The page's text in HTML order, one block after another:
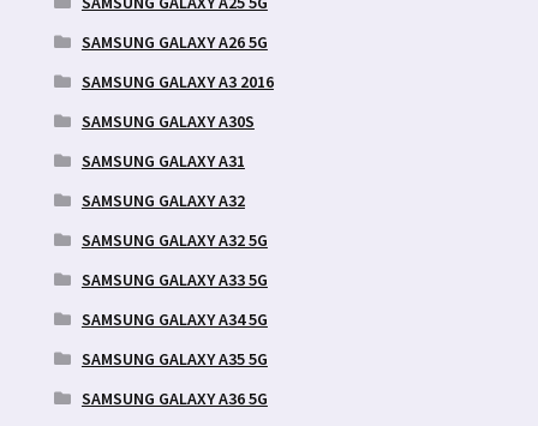
SAMSUNG GALAXY A26 5G
SAMSUNG GALAXY A3 2016
SAMSUNG GALAXY A30S
SAMSUNG GALAXY A31
SAMSUNG GALAXY A32
SAMSUNG GALAXY A32 5G
SAMSUNG GALAXY A33 5G
SAMSUNG GALAXY A34 5G
SAMSUNG GALAXY A35 5G
SAMSUNG GALAXY A36 5G